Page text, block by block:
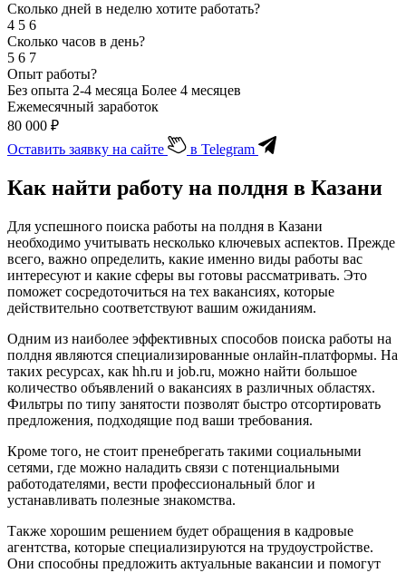
Сколько дней в неделю хотите работать?
4 5 6
Сколько часов в день?
5 6 7
Опыт работы?
Без опыта 2-4 месяца Более 4 месяцев
Ежемесячный заработок
80 000 ₽
Оставить заявку на сайте
в Telegram
Как найти работу на полдня в Казани
Для успешного поиска работы на полдня в Казани
необходимо учитывать несколько ключевых аспектов. Прежде
всего, важно определить, какие именно виды работы вас
интересуют и какие сферы вы готовы рассматривать. Это
поможет сосредоточиться на тех вакансиях, которые
действительно соответствуют вашим ожиданиям.
Одним из наиболее эффективных способов поиска работы на
полдня являются специализированные онлайн-платформы. На
таких ресурсах, как hh.ru и job.ru, можно найти большое
количество объявлений о вакансиях в различных областях.
Фильтры по типу занятости позволят быстро отсортировать
предложения, подходящие под ваши требования.
Кроме того, не стоит пренебрегать такими социальными
сетями, где можно наладить связи с потенциальными
работодателями, вести профессиональный блог и
устанавливать полезные знакомства.
Также хорошим решением будет обращения в кадровые
агентства, которые специализируются на трудоустройстве.
Они способны предложить актуальные вакансии и помогут